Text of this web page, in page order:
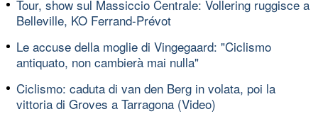
Tour, show sul Massiccio Centrale: Vollering ruggisce a
Belleville, KO Ferrand-Prévot
Le accuse della moglie di Vingegaard: "Ciclismo
antiquato, non cambierà mai nulla"
Ciclismo: caduta di van den Berg in volata, poi la
vittoria di Groves a Tarragona (Video)